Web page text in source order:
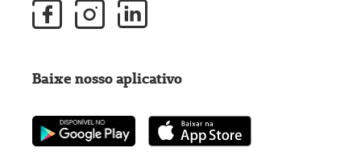
Baixe nosso aplicativo